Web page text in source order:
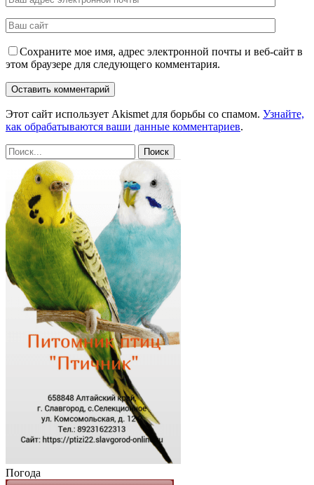
Сохраните мое имя, адрес электронной почты и веб-сайт в
этом браузере для следующего комментария.
Этот сайт использует Akismet для борьбы со спамом. Узнайте,
как обрабатываются ваши данные комментариев.
Погода